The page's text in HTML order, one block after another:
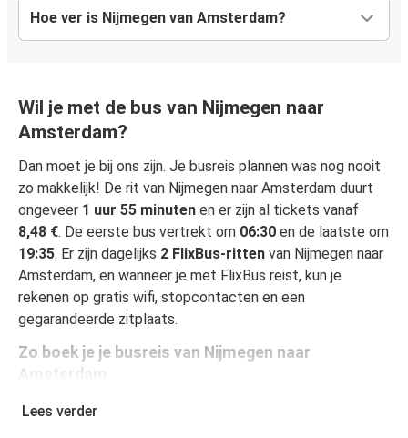
Hoe ver is Nijmegen van Amsterdam?
Wil je met de bus van Nijmegen naar
Amsterdam?
Dan moet je bij ons zijn. Je busreis plannen was nog nooit
zo makkelijk! De rit van Nijmegen naar Amsterdam duurt
ongeveer 1 uur 55 minuten en er zijn al tickets vanaf
8,48 €. De eerste bus vertrekt om 06:30 en de laatste om
19:35. Er zijn dagelijks 2 FlixBus-ritten van Nijmegen naar
Amsterdam, en wanneer je met FlixBus reist, kun je
rekenen op gratis wifi, stopcontacten en een
gegarandeerde zitplaats.
Zo boek je je busreis van Nijmegen naar
Amsterdam
Een reis boeken bij FlixBus is heel simpel: dat kan op deze
Lees verder